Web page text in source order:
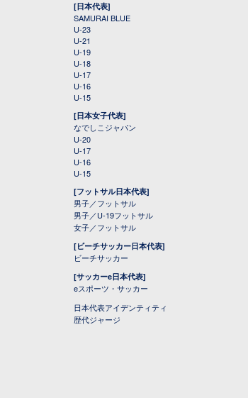
[日本代表]
SAMURAI BLUE
U-23
U-21
U-19
U-18
U-17
U-16
U-15
[日本女子代表]
なでしこジャパン
U-20
U-17
U-16
U-15
[フットサル日本代表]
男子／フットサル
男子／U-19フットサル
女子／フットサル
[ビーチサッカー日本代表]
ビーチサッカー
[サッカーe日本代表]
eスポーツ・サッカー
日本代表アイデンティティ
歴代ジャージ